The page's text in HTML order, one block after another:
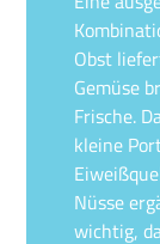
Obst
Gemüse
Frische.
kleine
Nüsse
wichtig,